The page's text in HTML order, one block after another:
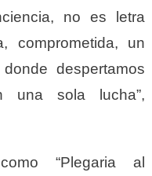
no es letra
comprometida, un
despertamos
una sola lucha”,
“Plegaria al